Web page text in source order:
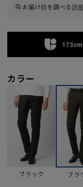
お届け日を調べる詳細
カラー
ブラック ブラ